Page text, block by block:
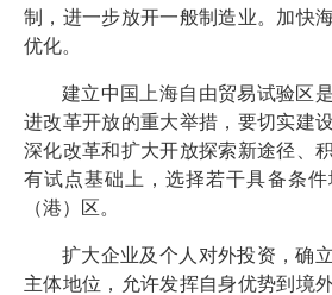
制，进一步放开一般制造业。加快
优化。
建立中国上海自由贸易试验区
进改革开放的重大举措，要切实建
深化改革和扩大开放探索新途径、
有试点基础上，选择若干具备条
（港）区。
扩大企业及个人对外投资，确
主体地位，允许发挥自身优势到境